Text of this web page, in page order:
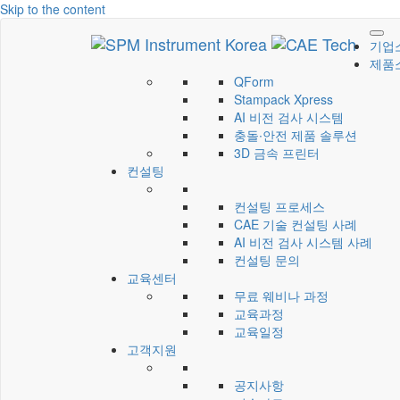
Skip to the content
기업
제품
QForm
Stampack Xpress
AI 비전 검사 시스템
충돌∙안전 제품 솔루션
3D 금속 프린터
컨설팅
컨설팅 프로세스
CAE 기술 컨설팅 사례
AI 비전 검사 시스템 사례
컨설팅 문의
교육센터
무료 웨비나 과정
교육과정
교육일정
고객지원
공지사항